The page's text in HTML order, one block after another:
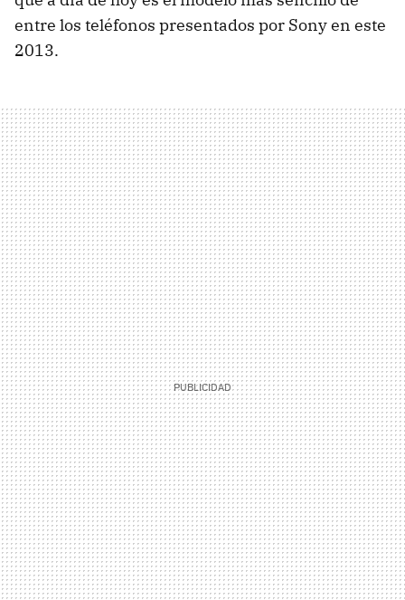
entre los teléfonos presentados por Sony en este
2013.